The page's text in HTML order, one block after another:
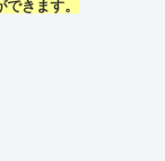
きます。